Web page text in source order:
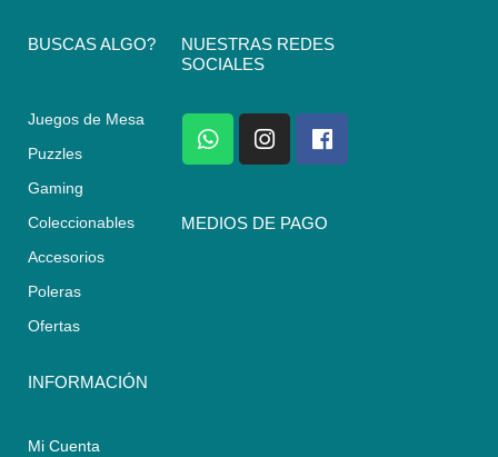
BUSCAS ALGO?
Juegos de Mesa
Puzzles
Gaming
Coleccionables
Accesorios
Poleras
Ofertas
INFORMACIÓN
Mi Cuenta
NUESTRAS REDES
SOCIALES
W
h
a
s
I
n
s
a
F
a
c
b
MEDIOS DE PAGO